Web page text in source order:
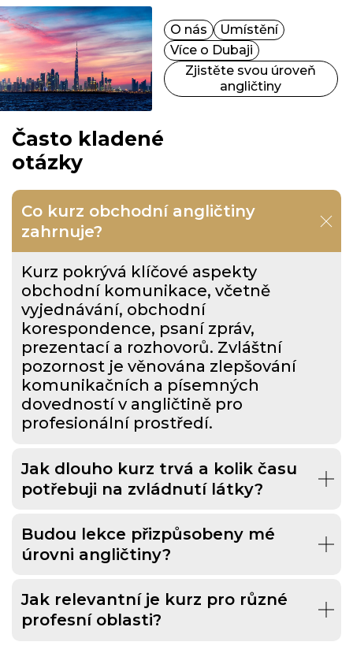
různých zemí.
Více o Dubaji
O nás Umístění
Zjistěte svou úroveň
angličtiny
Často kladené
otázky
Co kurz obchodní angličtiny
zahrnuje?
Kurz pokrývá klíčové aspekty
obchodní komunikace, včetně
vyjednávání, obchodní
korespondence, psaní zpráv,
prezentací a rozhovorů. Zvláštní
pozornost je věnována zlepšování
komunikačních a písemných
dovedností v angličtině pro
profesionální prostředí.
Jak dlouho kurz trvá a kolik času
potřebuji na zvládnutí látky?
Budou lekce přizpůsobeny mé
úrovni angličtiny?
Jak relevantní je kurz pro různé
profesní oblasti?